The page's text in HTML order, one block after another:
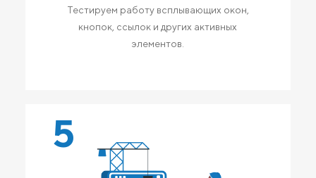
Тестируем работу всплывающих окон,
кнопок, ссылок и других активных
элементов.
5